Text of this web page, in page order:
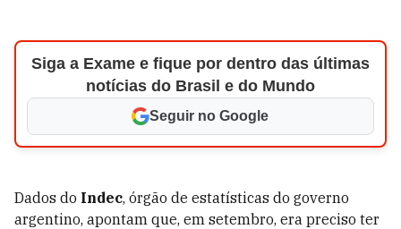
Siga a Exame e fique por dentro das últimas
notícias do Brasil e do Mundo
Seguir no Google
Dados do Indec, órgão de estatísticas do governo
argentino, apontam que, em setembro, era preciso ter